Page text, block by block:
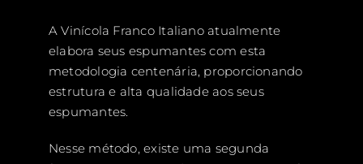
A Vinícola Franco Italiano atualmente
elabora seus espumantes com esta
metodologia centenária, proporcionando
estrutura e alta qualidade aos seus
espumantes.
Nesse método, existe uma segunda